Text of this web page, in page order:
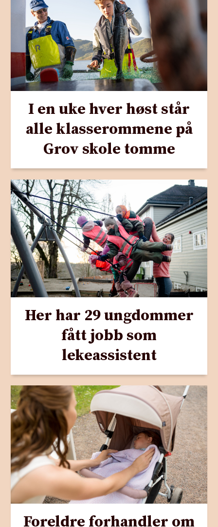
I en uke hver høst står
alle klasserommene på
Grov skole tomme
Her har 29 ungdommer
fått jobb som
lekeassistent
Foreldre forhandler om